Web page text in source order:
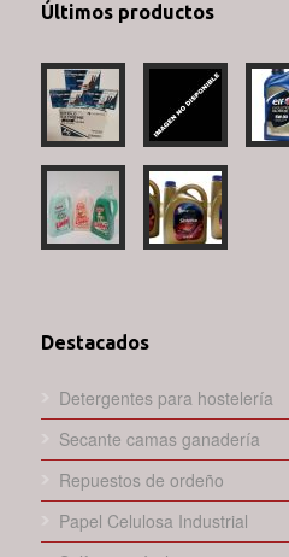
Últimos productos
Destacados
Detergentes para hostelería
Secante camas ganadería
Repuestos de ordeño
Papel Celulosa Industrial